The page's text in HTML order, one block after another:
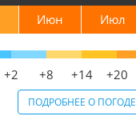
Июн Июл
+2 +8 +14 +20
ПОДРОБНЕЕ О ПОГОДЕ